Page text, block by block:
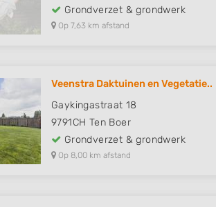
Grondverzet & grondwerk
Op 7,63 km afstand
Veenstra Daktuinen en Vegetatie..
Gaykingastraat 18
9791CH Ten Boer
Grondverzet & grondwerk
Op 8,00 km afstand